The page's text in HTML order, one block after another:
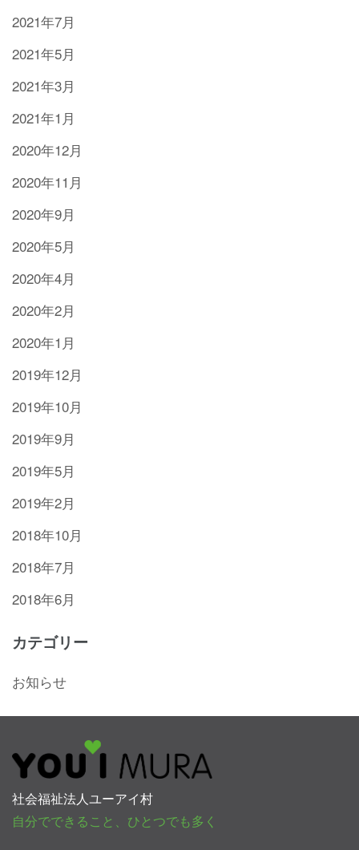
2021年7月
2021年5月
2021年3月
2021年1月
2020年12月
2020年11月
2020年9月
2020年5月
2020年4月
2020年2月
2020年1月
2019年12月
2019年10月
2019年9月
2019年5月
2019年2月
2018年10月
2018年7月
2018年6月
カテゴリー
お知らせ
社会福祉法人ユーアイ村
自分でできること、ひとつでも多く